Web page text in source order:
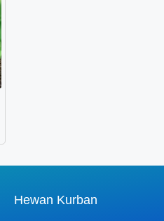
Hewan Kurban